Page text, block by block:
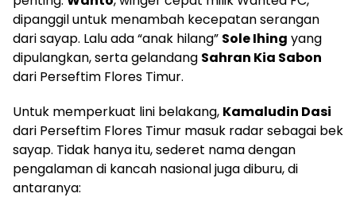
dipanggil untuk menambah kecepatan serangan
dari sayap. Lalu ada “anak hilang” Sole Ihing yang
dipulangkan, serta gelandang Sahran Kia Sabon
dari Perseftim Flores Timur.
Untuk memperkuat lini belakang, Kamaludin Dasi
dari Perseftim Flores Timur masuk radar sebagai bek
sayap. Tidak hanya itu, sederet nama dengan
pengalaman di kancah nasional juga diburu, di
antaranya: